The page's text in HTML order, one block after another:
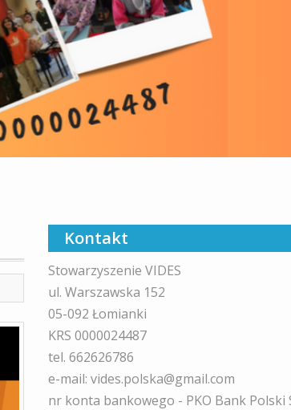
Kontakt
Stowarzyszenie VIDES
ul. Warszawska 152
05-092 Łomianki
KRS 0000024487
tel. 662626786
e-mail: vides.polska@gmail.com
nr konta bankowego - PKO Bank Polski